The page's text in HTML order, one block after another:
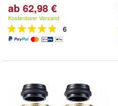
ab 62,98 €
Kostenloser Versand
6